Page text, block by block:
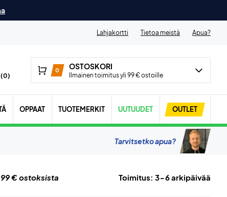
Lahjakortti Tietoa meistä Apua?
0)
0 OSTOSKORI
Ilmainen toimitus yli 99 € ostoille
OPPAAT TUOTEMERKIT UUTUUDET OUTLET
Tarvitsetko apua?
€ ostoksista Toimitus: 3-6 arkipäivää